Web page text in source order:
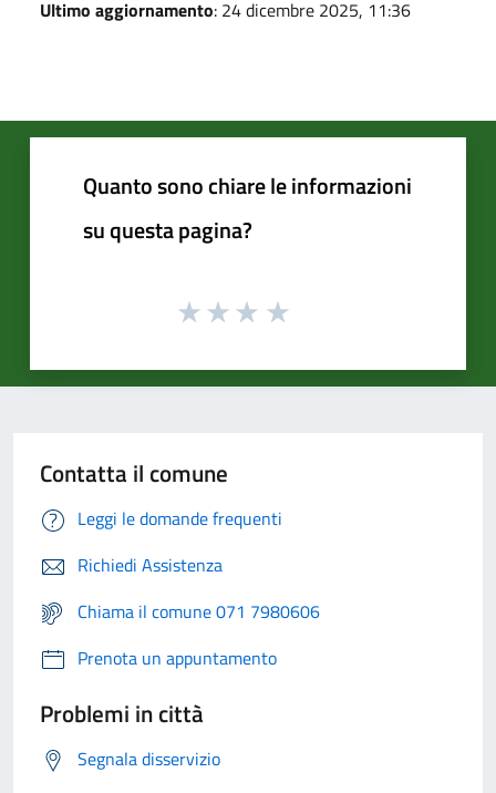
Ultimo aggiornamento: 24 dicembre 2025, 11:36
Quanto sono chiare le informazioni
su questa pagina?
Contatta il comune
Leggi le domande frequenti
Richiedi Assistenza
Chiama il comune 071 7980606
Prenota un appuntamento
Problemi in città
Segnala disservizio